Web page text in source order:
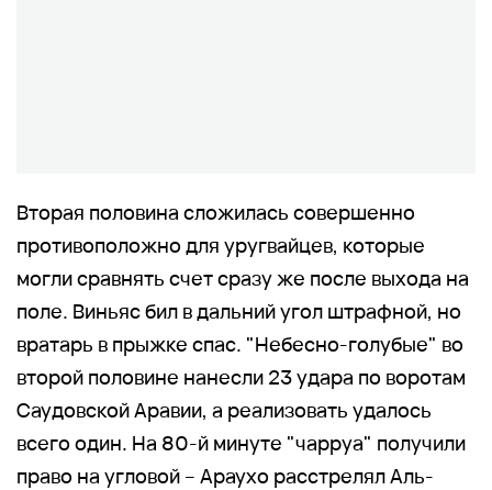
Вторая половина сложилась совершенно
противоположно для уругвайцев, которые
могли сравнять счет сразу же после выхода на
поле. Виньяс бил в дальний угол штрафной, но
вратарь в прыжке спас. "Небесно-голубые" во
второй половине нанесли 23 удара по воротам
Саудовской Аравии, а реализовать удалось
всего один. На 80-й минуте "чарруа" получили
право на угловой – Араухо расстрелял Аль-